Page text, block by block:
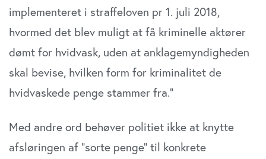
implementeret i straffeloven pr 1. juli 2018,
hvormed det blev muligt at få kriminelle aktører
dømt for hvidvask, uden at anklage­myndigheden
skal bevise, hvilken form for kriminalitet de
hvidvaskede penge stammer fra.”
Med andre ord behøver politiet ikke at knytte
afslørin­gen af ”sorte penge” til konkrete